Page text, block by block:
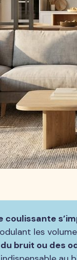
coulissante
les
bruit ou des